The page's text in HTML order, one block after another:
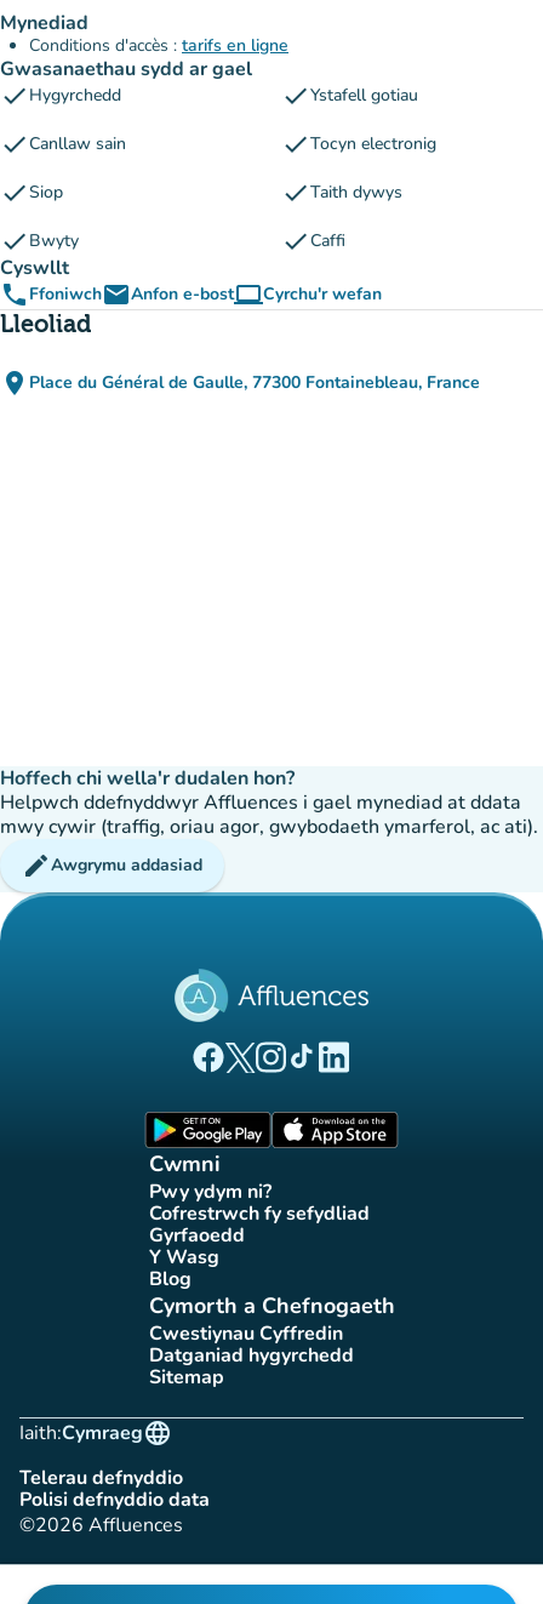
Mynediad
Conditions d'accès : tarifs en ligne
Gwasanaethau sydd ar gael
check Hygyrchedd checkYstafell gotiau
checkCanllaw sain checkTocyn electronig
checkSiop checkTaith dywys
check Bwyty checkCaffi
Cyswllt
phone FfoniwchemailAnfon e-bostcomputerCyrchu'r wefan
(tab newydd)
Lleoliad
place Place du Général de Gaulle, 77300 Fontainebleau, France
(agor yn Google Maps)
(tab newydd)
Hoffech chi wella'r dudalen hon?
Helpwch ddefnyddwyr Affluences i gael mynediad at ddata
mwy cywir (traffig, oriau agor, gwybodaeth ymarferol, ac ati).
editAwgrymu addasiad
(tab newydd)
(tab newydd)
(tab newydd)
(tab newydd)
(tab newydd)
Cwmni
Pwy ydym ni?
(tab newydd)
Cofrestrwch fy sefydliad
(tab newydd)
Gyrfaoedd(tab newydd)
Y Wasg(tab newydd)
Blog(tab newydd)
Cymorth a Chefnogaeth
Cwestiynau Cyffredin
(tab newydd)
Datganiad hygyrchedd
(tab newydd)
Sitemap(tab newydd)
Iaith:
language
Cymraeg
Telerau defnyddio
(tab newydd)
Polisi defnyddio data
(tab newydd)
©2026 Affluences